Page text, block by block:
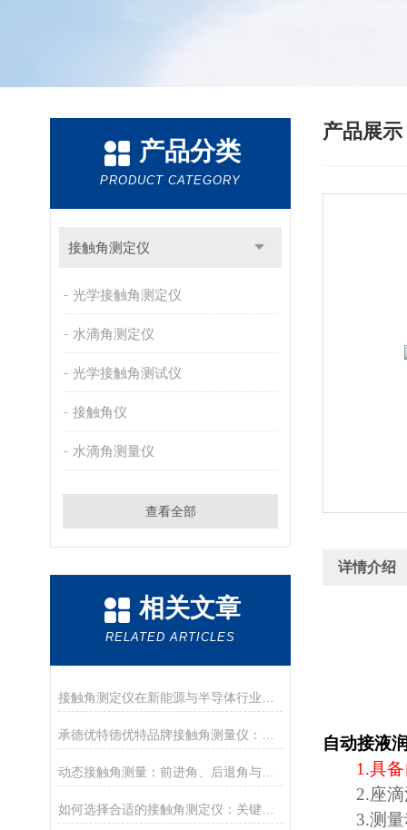
产品分类
PRODUCT CATEGORY
接触角测定仪
光学接触角测定仪
水滴角测定仪
光学接触角测试仪
接触角仪
水滴角测量仪
查看全部
相关文章
RELATED ARTICLES
动态接触角测量：前进角、后退角与滚动角分析
如何选择合适的接触角测定仪：关键参数与配置解读
产品展示
详情介绍
自动接液
1.具
2.座
3.测